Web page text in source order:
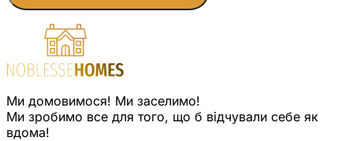
Ми домовимося! Ми заселимо!
Ми зробимо все для того, що б відчували себе як
вдома!